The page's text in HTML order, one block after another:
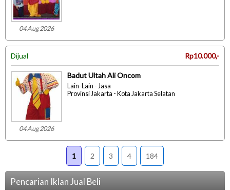
04 Aug 2026
Dijual Rp10.000,-
04 Aug 2026
Badut Ultah Ali Oncom
Lain-Lain - Jasa
Provinsi Jakarta - Kota Jakarta Selatan
1 2 3 4 184
Pencarian Iklan Jual Beli